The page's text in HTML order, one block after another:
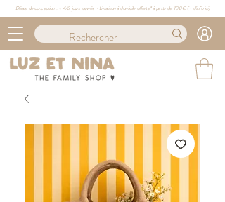
Délais de conception : ≈ 4/6 jours ouvrés · Livraison à domicile offerte* à partir de 100€ (+ d'info ici)